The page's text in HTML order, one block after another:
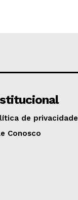
de privacidade
Conosco